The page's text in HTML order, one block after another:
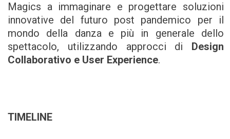
Magics a immaginare e progettare soluzioni
innovative del futuro post pandemico per il
mondo della danza e più in generale dello
spettacolo, utilizzando approcci di Design
Collaborativo e User Experience.
TIMELINE